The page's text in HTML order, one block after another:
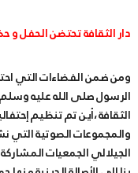
دار الثقافة تحتضن الحفل و
الرسول صلى الله عليه وسلم
الثقافة ،أين تم تنظيم
والمجموعات الصوتية
الجيلالي الجمعيات